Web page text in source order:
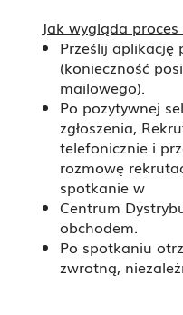
Jak wygląda
Prześlij aplikację
(konieczność
mailowego).
Po pozytywnej
zgłoszenia,
telefonicznie i
rozmowę
spotkanie w
Centrum
obchodem.
Po spotkaniu
zwrotną,